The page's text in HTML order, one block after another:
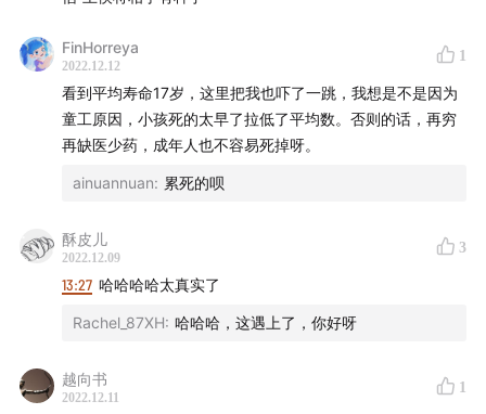
FinHorreya
2022.12.12
1
看到平均寿命17岁，这里把我也吓了一跳，我想是不是因为
童工原因，小孩死的太早了拉低了平均数。否则的话，再穷
再缺医少药，成年人也不容易死掉呀。
ainuannuan: 累死的呗
酥皮儿
2022.12.09
3
13:27 哈哈哈哈太真实了
Rachel_87XH: 哈哈哈，这遇上了，你好呀
越向书
2022.12.11
1